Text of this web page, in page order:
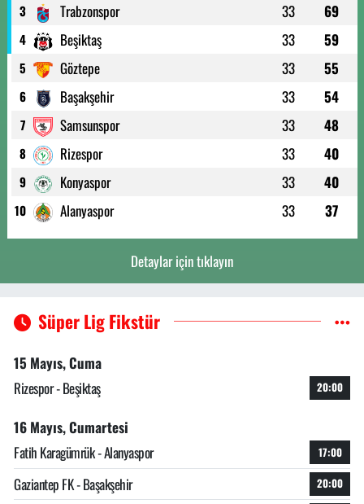
3 Trabzonspor 33 69
4 Beşiktaş 33 59
5 Göztepe 33 55
6 Başakşehir 33 54
7 Samsunspor 33 48
8 Rizespor 33 40
9 Konyaspor 33 40
10 Alanyaspor 33 37
Detaylar için tıklayın
Süper Lig Fikstür
15 Mayıs, Cuma
Rizespor - Beşiktaş
20:00
16 Mayıs, Cumartesi
Fatih Karagümrük - Alanyaspor
17:00
Gaziantep FK - Başakşehir 20:00